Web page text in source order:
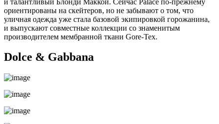
ориентированы на скейтеров, но не забывают о том, что
уличная одежда уже стала базовой экипировкой горожанина,
и выпускают совместные коллекции со знаменитым
производителем мембранной ткани Gore-Tex.
Dolce & Gabbana